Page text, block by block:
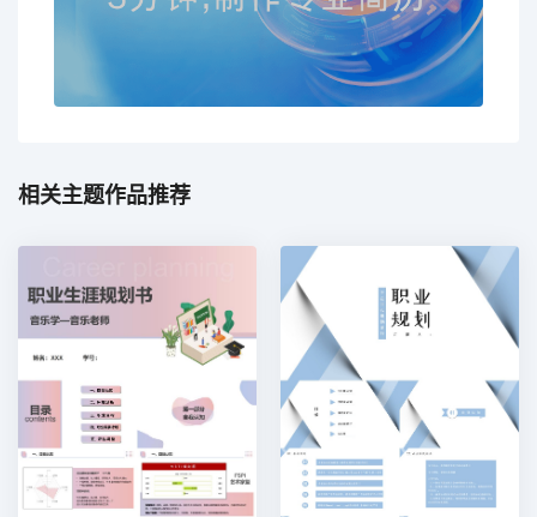
相关主题作品推荐